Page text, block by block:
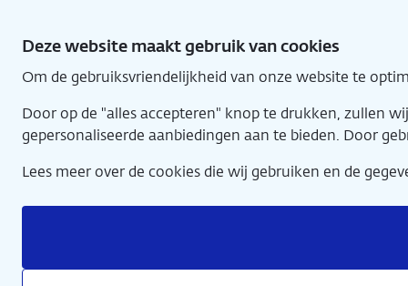
hoofdinhoud
Deze website maakt gebruik van cookies
Om de gebruiksvriendelijkheid van onze website te
Door op de "alles accepteren" knop te drukken, zullen
gepersonaliseerde aanbiedingen aan te bieden. Door
Lees meer over de cookies die wij gebruiken en de